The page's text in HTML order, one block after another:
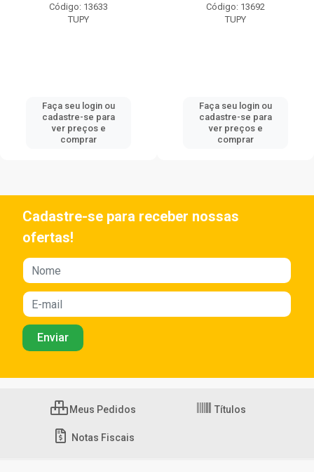
Código: 13633
TUPY
Faça seu login ou
cadastre-se para
ver preços e
comprar
Código: 13692
TUPY
Faça seu login ou
cadastre-se para
ver preços e
comprar
Cadastre-se para receber nossas
ofertas!
Meus Pedidos Títulos
Notas Fiscais